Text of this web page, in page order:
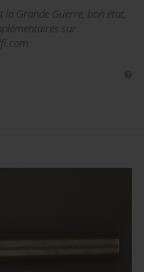
Grande Guerre, bon état,
sur